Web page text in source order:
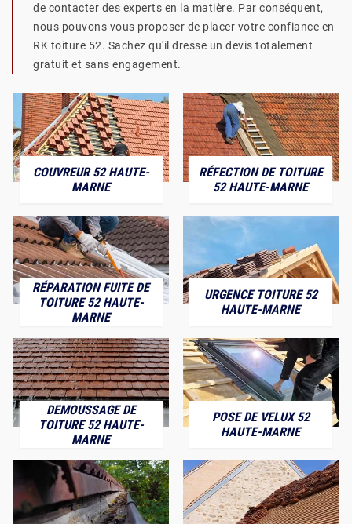
de contacter des experts en la matière. Par conséquent,
nous pouvons vous proposer de placer votre confiance en
RK toiture 52. Sachez qu'il dresse un devis totalement
gratuit et sans engagement.
COUVREUR 52 HAUTE-
MARNE
RÉFECTION DE TOITURE
52 HAUTE-MARNE
RÉPARATION FUITE DE
TOITURE 52 HAUTE-
MARNE
URGENCE TOITURE 52
HAUTE-MARNE
DEMOUSSAGE DE
TOITURE 52 HAUTE-
MARNE
POSE DE VELUX 52
HAUTE-MARNE